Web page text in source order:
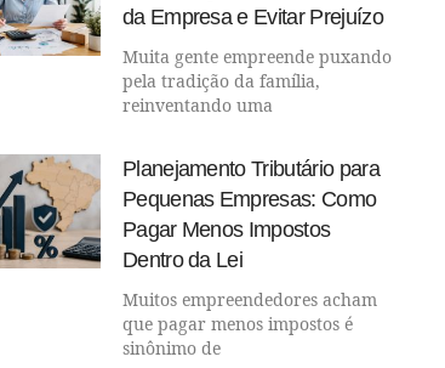
da Empresa e Evitar Prejuízo
Muita gente empreende puxando
pela tradição da família,
reinventando uma
Planejamento Tributário para
Pequenas Empresas: Como
Pagar Menos Impostos
Dentro da Lei
Muitos empreendedores acham
que pagar menos impostos é
sinônimo de